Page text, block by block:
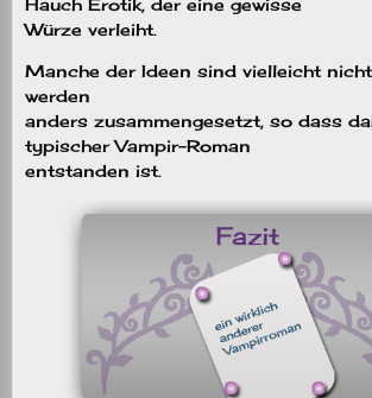
Hauch Erotik, der eine gewisse
Würze verleiht.
Manche der Ideen sind vielleicht
werden
anders zusammengesetzt, so dass
typischer Vampir-Roman
entstanden ist.